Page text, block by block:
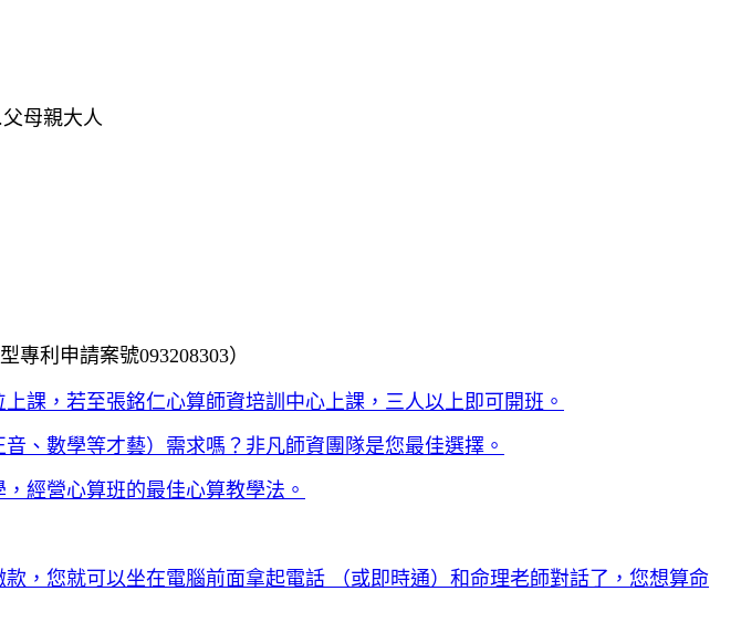
父母親大人
專利申請案號093208303）
課， 若至張銘仁心算師資培訓中心上課，三人以上即可開班。
、數學等才藝）需求嗎？非凡師資團隊是您最佳選擇。
經營心算班的最佳心算教學法。
，您就可以坐在電腦前面拿起電話 （或即時通）和命理老師對話了，您想算命